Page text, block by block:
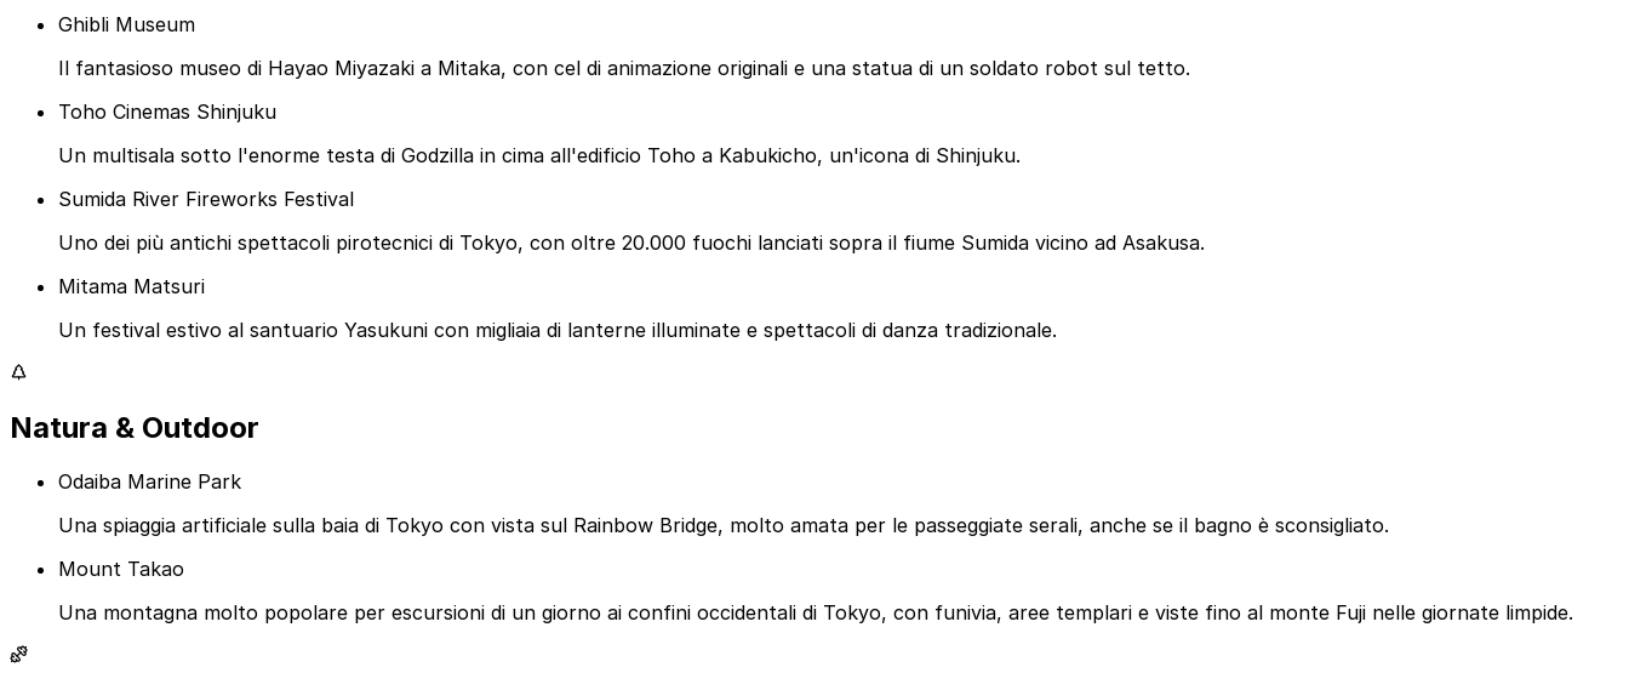
Ghibli Museum
Il fantasioso museo di Hayao Miyazaki a Mitaka, con cel di animazione originali e una statua di un soldato robot sul tetto.
Toho Cinemas Shinjuku
Un multisala sotto l'enorme testa di Godzilla in cima all'edificio Toho a Kabukicho, un'icona di Shinjuku.
Sumida River Fireworks Festival
Uno dei più antichi spettacoli pirotecnici di Tokyo, con oltre 20.000 fuochi lanciati sopra il fiume Sumida vicino ad Asakusa.
Mitama Matsuri
Un festival estivo al santuario Yasukuni con migliaia di lanterne illuminate e spettacoli di danza tradizionale.
Natura & Outdoor
Odaiba Marine Park
Una spiaggia artificiale sulla baia di Tokyo con vista sul Rainbow Bridge, molto amata per le passeggiate serali, anche se il bagno è sconsigliato.
Mount Takao
Una montagna molto popolare per escursioni di un giorno ai confini occidentali di Tokyo, con funivia, aree templari e viste fino al monte Fuji nelle giornate limpide.